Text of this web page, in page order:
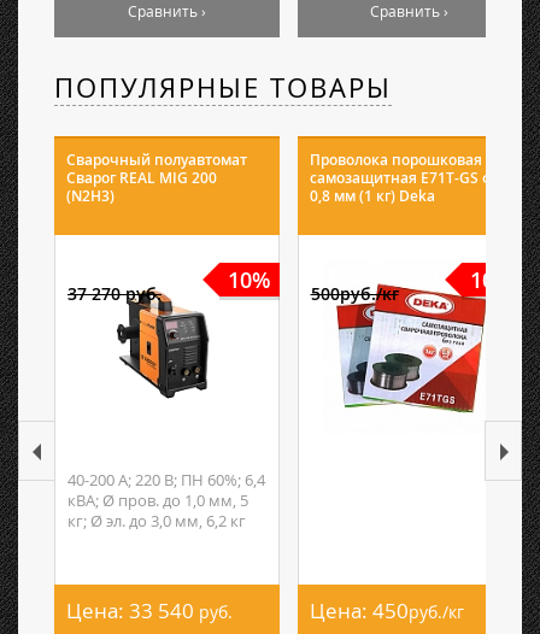
Сравнить › Сравнить ›
ПОПУЛЯРНЫЕ ТОВАРЫ
Сварочный полуавтомат
Сварог REAL MIG 200
(N2H3)
10%
37 270 руб.
40-200 А; 220 В; ПН 60%; 6,4
кВА; Ø пров. до 1,0 мм, 5
кг; Ø эл. до 3,0 мм, 6,2 кг
Цена: 33 540 руб.
Проволока порошковая
самозащитная E71T-GS ф
0,8 мм (1 кг) Deka
10%
500руб./кг
Цена: 450руб./кг